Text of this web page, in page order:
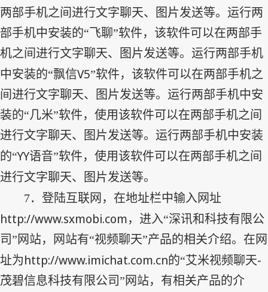
两部手机之间进行文字聊天、图片发送等。运行两
部手机中安装的“飞聊”软件，该软件可以在两部手
机之间进行文字聊天、图片发送等。运行两部手机
中安装的“飘信V5”软件，该软件可以在两部手机之
间进行文字聊天、图片发送等。运行两部手机中安
装的“几米”软件，使用该软件可以在两部手机之间
进行文字聊天、图片发送等。运行两部手机中安装
的“YY语音”软件，使用该软件可以在两部手机之间
进行文字聊天、图片发送等。
7．登陆互联网，在地址栏中输入网址
http://www.sxmobi.com，进入“深讯和科技有限公
司”网站，网站有“视频聊天”产品的相关介绍。在网
址为http://www.imichat.com.cn的“艾米视频聊天-
茂碧信息科技有限公司”网站，有相关产品的介